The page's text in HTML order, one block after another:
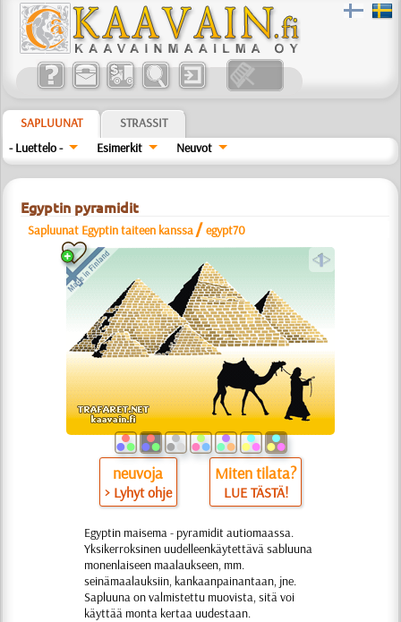
SAPLUUNAT
STRASSIT
- Luettelo -
Esimerkit Neuvot
Egyptin pyramidit
Sapluunat Egyptin taiteen kanssa /egypt70
a
neuvoja
> Lyhyt ohje
Miten tilata?
LUE TÄSTÄ!
Egyptin maisema - pyramidit autiomaassa.
Yksikerroksinen uudelleenkäytettävä sabluuna
monenlaiseen maalaukseen, mm.
seinämaalauksiin, kankaanpainantaan, jne.
Sapluuna on valmistettu muovista, sitä voi
käyttää monta kertaa uudestaan.